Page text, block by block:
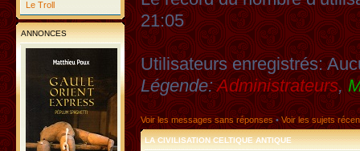
Le Troll
ANNONCES
21:05
Utilisateurs enregistrés:
Légende:Administrateurs,
Voir les messages sans réponses•Voir les sujets
LA CIVILISATION CELTIQUE ANTIQUE